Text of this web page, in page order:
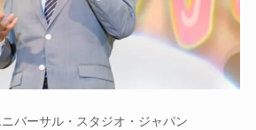
バーサル・スタジオ・ジャパン